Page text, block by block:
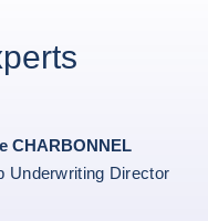
CHARBONNEL
Underwriting Director